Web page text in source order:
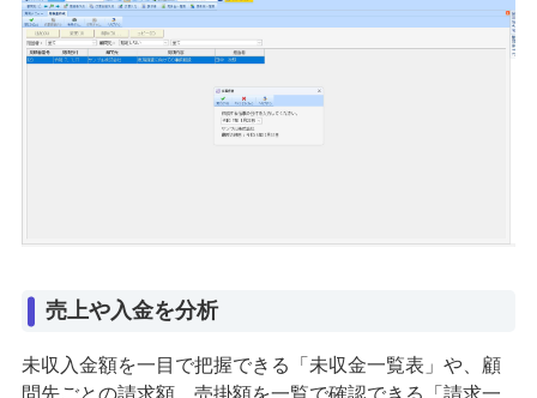
売上や入金を分析
未収入金額を一目で把握できる「未収金一覧表」や、顧